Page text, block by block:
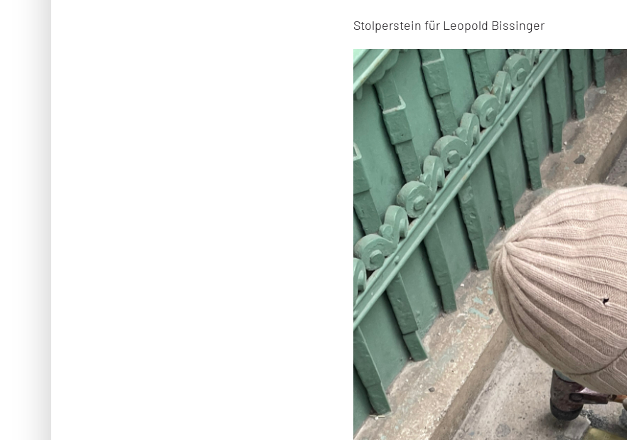
2023
der
Dachauer
Straße
46
Stolperstein für Leopold Bissinger